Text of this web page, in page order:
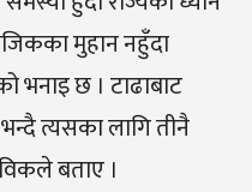
मुहान नहुँदा
भनाइ छ । टाढाबाट
त्यसका लागि तीनै
बताए ।